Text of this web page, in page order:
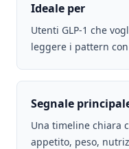
Ideale per
Utenti GLP-1 che
leggere i pattern
Segnale
Una timeline chiara
appetito, peso,